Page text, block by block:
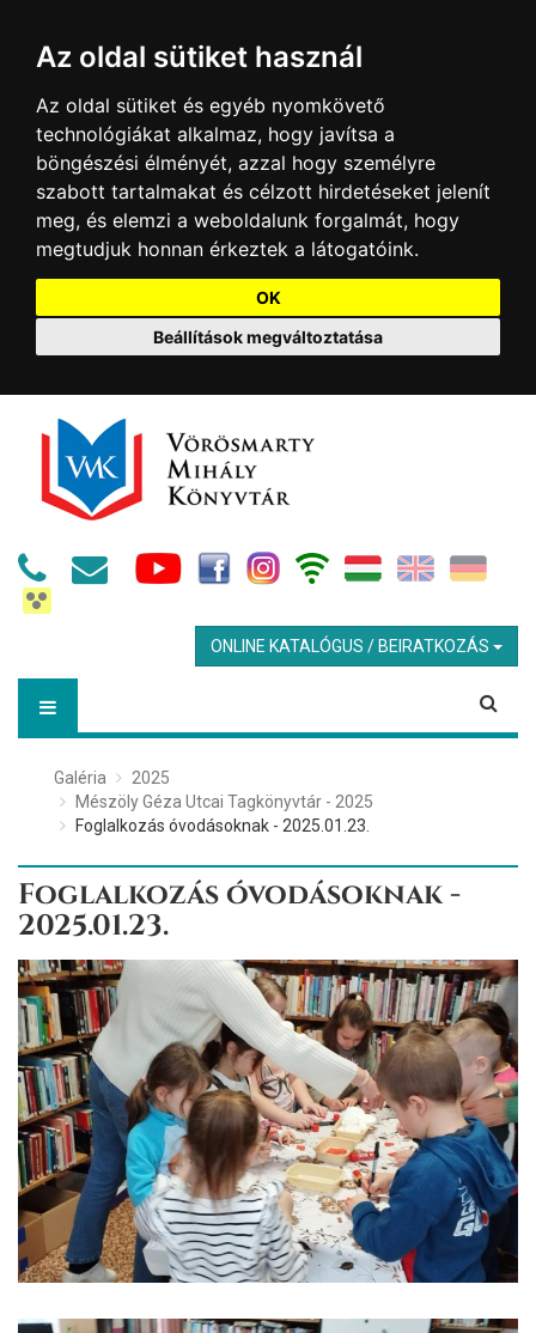
Az oldal sütiket használ
Az oldal sütiket és egyéb nyomkövető
technológiákat alkalmaz, hogy javítsa a
böngészési élményét, azzal hogy személyre
szabott tartalmakat és célzott hirdetéseket jelenít
meg, és elemzi a weboldalunk forgalmát, hogy
megtudjuk honnan érkeztek a látogatóink.
OK
Beállítások megváltoztatása
ONLINE KATALÓGUS / BEIRATKOZÁS
Galéria
2025
Mészöly Géza Utcai Tagkönyvtár - 2025
Foglalkozás óvodásoknak - 2025.01.23.
Foglalkozás óvodásoknak -
2025.01.23.